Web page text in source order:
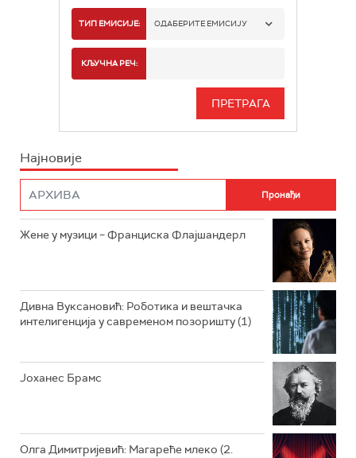
РАДИО БЕОГРАД 1
РАДИО БЕОГРАД 3
РАДИО РОКЕНРОЛЕР
РАДИО ЏЕЗЕР
АРХИВ
ТИП ЕМИСИЈЕ: ОДАБЕРИТЕ ЕМИСИЈУ
ИНФО
КЉУЧНА РЕЧ:
Најновије
Жене у музици – Франциска Флајшандерл
Дивна Вуксановић: Роботика и вештачка
интелигенција у савременом позоришту (1)
Јоханес Брамс
Олга Димитријевић: Магареће млеко (2.